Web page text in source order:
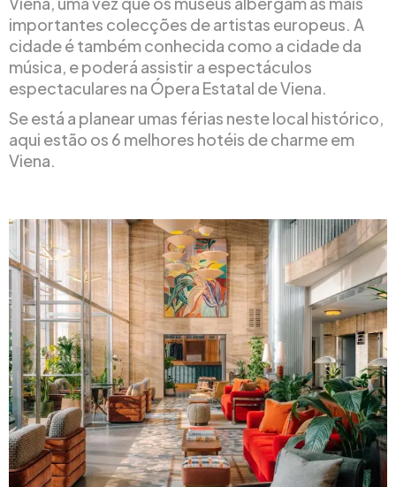
importantes colecções de artistas europeus. A
cidade é também conhecida como a cidade da
música, e poderá assistir a espectáculos
espectaculares na Ópera Estatal de Viena.
Se está a planear umas férias neste local histórico,
aqui estão os 6 melhores hotéis de charme em
Viena.